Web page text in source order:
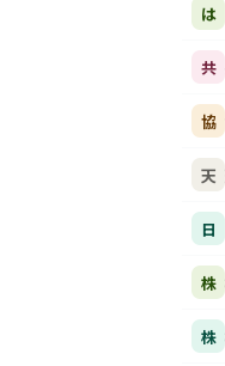
は
共
協
天
日
株
株